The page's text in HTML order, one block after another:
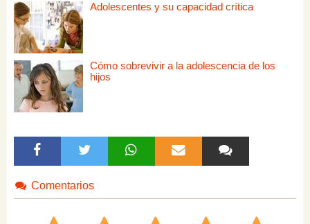
Adolescentes y su capacidad crítica
Cómo sobrevivir a la adolescencia de los
hijos
Comentarios